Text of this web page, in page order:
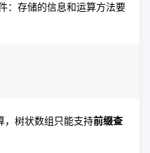
：存储的信息和运算方法要
，树状数组只能支持前缀查